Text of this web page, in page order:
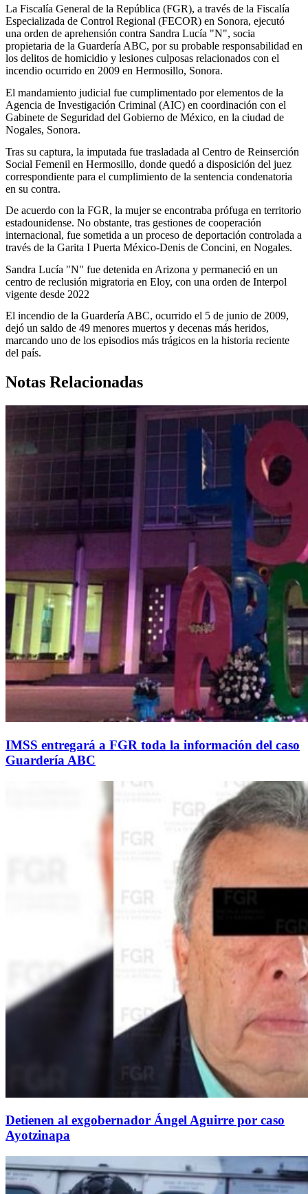
La Fiscalía General de la República (FGR), a través de la Fiscalía
Especializada de Control Regional (FECOR) en Sonora, ejecutó
una orden de aprehensión contra Sandra Lucía "N", socia
propietaria de la Guardería ABC, por su probable responsabilidad en
los delitos de homicidio y lesiones culposas relacionados con el
incendio ocurrido en 2009 en Hermosillo, Sonora.
El mandamiento judicial fue cumplimentado por elementos de la
Agencia de Investigación Criminal (AIC) en coordinación con el
Gabinete de Seguridad del Gobierno de México, en la ciudad de
Nogales, Sonora.
Tras su captura, la imputada fue trasladada al Centro de Reinserción
Social Femenil en Hermosillo, donde quedó a disposición del juez
correspondiente para el cumplimiento de la sentencia condenatoria
en su contra.
De acuerdo con la FGR, la mujer se encontraba prófuga en territorio
estadounidense. No obstante, tras gestiones de cooperación
internacional, fue sometida a un proceso de deportación controlada a
través de la Garita I Puerta México-Denis de Concini, en Nogales.
Sandra Lucía "N" fue detenida en Arizona y permaneció en un
centro de reclusión migratoria en Eloy, con una orden de Interpol
vigente desde 2022
El incendio de la Guardería ABC, ocurrido el 5 de junio de 2009,
dejó un saldo de 49 menores muertos y decenas más heridos,
marcando uno de los episodios más trágicos en la historia reciente
del país.
Notas Relacionadas
IMSS entregará a FGR toda la información del caso
Guardería ABC
Detienen al exgobernador Ángel Aguirre por caso
Ayotzinapa